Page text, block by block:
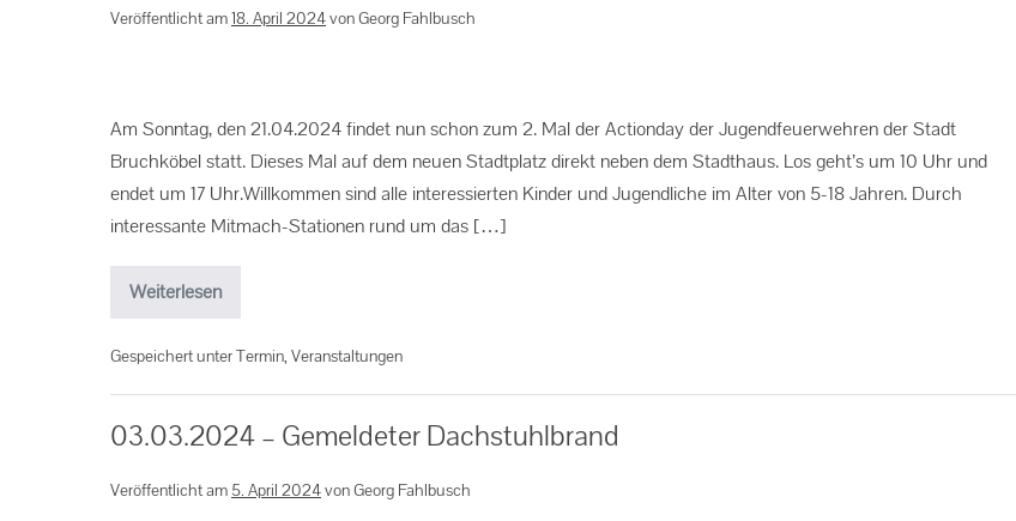
Veröffentlicht am18. April 2024vonGeorg Fahlbusch
Am Sonntag, den 21.04.2024 findet nun schon zum 2. Mal der Actionday der Jugendfeuerwehren der Stadt
Bruchköbel statt. Dieses Mal auf dem neuen Stadtplatz direkt neben dem Stadthaus. Los geht’s um 10 Uhr und
endet um 17 Uhr.Willkommen sind alle interessierten Kinder und Jugendliche im Alter von 5-18 Jahren. Durch
interessante Mitmach-Stationen rund um das […]
Weiterlesen
Gespeichert unterTermin, Veranstaltungen
03.03.2024 – Gemeldeter Dachstuhlbrand
Veröffentlicht am 5. April 2024vonGeorg Fahlbusch